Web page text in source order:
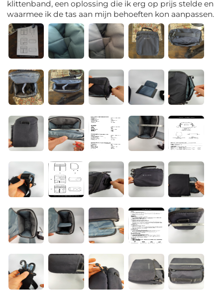
klittenband, een oplossing die ik erg op prijs stelde en
waarmee ik de tas aan mijn behoeften kon aanpassen.